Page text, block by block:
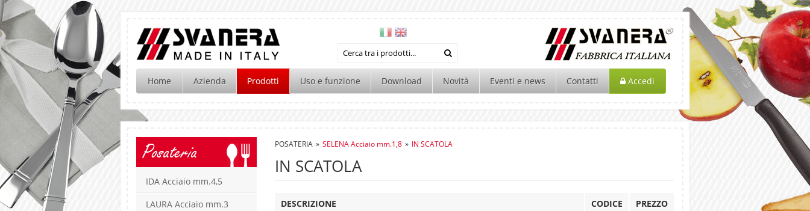
Home Azienda Prodotti Uso e funzione Download Novità Eventi e news Contatti Accedi
Posateria
IDA Acciaio mm.4,5
LAURA Acciaio mm.3
POSATERIA » SELENA Acciaio mm.1,8 » IN SCATOLA
IN SCATOLA
DESCRIZIONE CODICE PREZZO